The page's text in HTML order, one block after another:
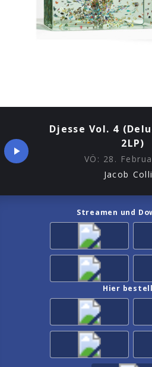
Djesse Vol. 4
2LP)
VÖ: 28.
Jacob
Streamen und
Hier